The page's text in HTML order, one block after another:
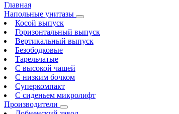
Главная
Напольные унитазы
Косой выпуск
Горизонтальный выпуск
Вертикальный выпуск
Безободковые
Тарельчатые
С высокой чашей
С низким бочком
Суперкомпакт
С сиденьем микролифт
Производители